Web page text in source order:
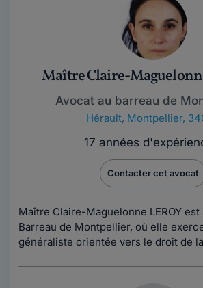
Maître Claire-
Avocat au barreau de
Hérault, Montpellier,
17 années
Contacter cet avocat
Maître Claire-Maguelonne LEROY est
Barreau de Montpellier, où elle
généraliste orientée vers le droit de